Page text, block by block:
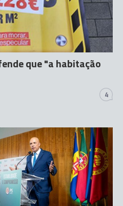
que "a habitação
4